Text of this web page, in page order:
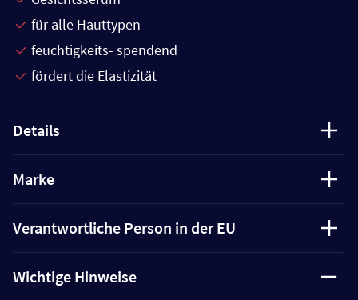
für alle Hauttypen
feuchtigkeits- spendend
fördert die Elastizität
Details
Marke
Verantwortliche Person in der EU
Wichtige Hinweise